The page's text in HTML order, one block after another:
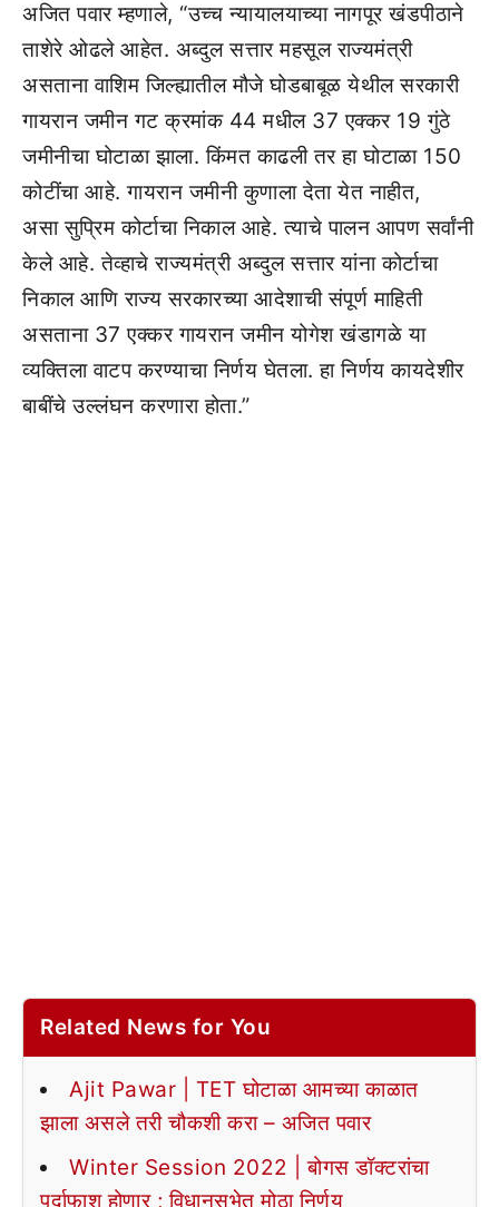
अजित पवार म्हणाले, “उच्च न्यायालयाच्या नागपूर खंडपीठाने
ताशेरे ओढले आहेत. अब्दुल सत्तार महसूल राज्यमंत्री
असताना वाशिम जिल्ह्यातील मौजे घोडबाबूळ येथील सरकारी
गायरान जमीन गट क्रमांक 44 मधील 37 एक्कर 19 गुंठे
जमीनीचा घोटाळा झाला. किंमत काढली तर हा घोटाळा 150
कोटींचा आहे. गायरान जमीनी कुणाला देता येत नाहीत,
असा सुप्रिम कोर्टाचा निकाल आहे. त्याचे पालन आपण सर्वांनी
केले आहे. तेव्हाचे राज्यमंत्री अब्दुल सत्तार यांना कोर्टाचा
निकाल आणि राज्य सरकारच्या आदेशाची संपूर्ण माहिती
असताना 37 एक्कर गायरान जमीन योगेश खंडागळे या
व्यक्तिला वाटप करण्याचा निर्णय घेतला. हा निर्णय कायदेशीर
बाबींचे उल्लंघन करणारा होता.”
Related News for You
Ajit Pawar | TET घोटाळा आमच्या काळात
झाला असले तरी चौकशी करा – अजित पवार
Winter Session 2022 | बोगस डॉक्टरांचा
पर्दाफाश होणार ; विधानसभेत मोठा निर्णय